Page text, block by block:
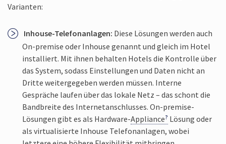
Varianten:
Inhouse-Telefonanlagen: Diese Lösungen werden auch
On-premise oder Inhouse genannt und gleich im Hotel
installiert. Mit ihnen behalten Hotels die Kontrolle über
das System, sodass Einstel­lungen und Daten nicht an
Dritte weiter­gegeben werden müssen. Interne
Gespräche laufen über das lokale Netz – das schont die
Band­breite des Internet­anschlusses. On-premise-
Lösungen gibt es als Hardware-Appliance Lösung oder
als virtualisierte Inhouse Telefon­anlagen, wobei